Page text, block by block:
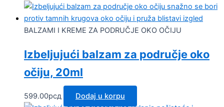
BALZAMI I KREME ZA PODRUČJE OKO OČIJU
Izbeljujući balzam za područje oko
očiju, 20ml
599.00рсд Dodaj u korpu